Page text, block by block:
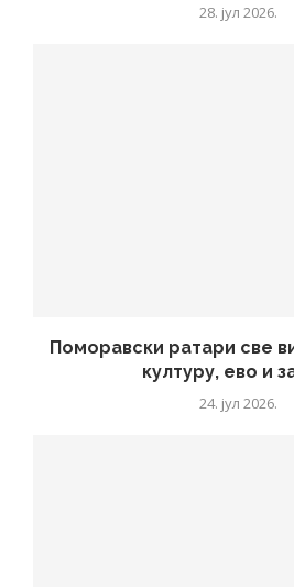
28. јул 2026.
Поморавски ратари све
културу, ево и
24. јул 2026.